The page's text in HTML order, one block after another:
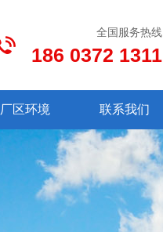
全国服务热线
186 0372 1311
厂区环境 联系我们